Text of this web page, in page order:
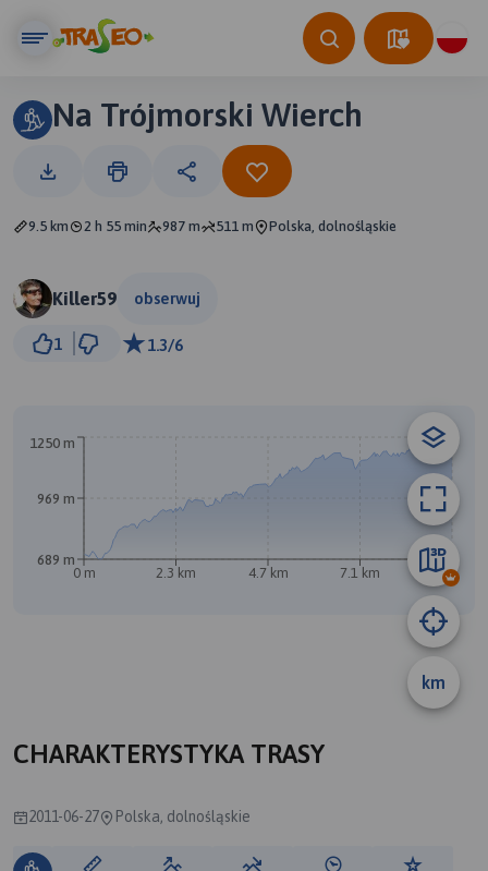
Na Trójmorski Wierch
9.5 km 2 h 55 min 987 m 511 m Polska, dolnośląskie
Killer59 obserwuj
1 1.3/6
km
0 m 2.3 km 4.7 km 7.1 km 9.5 km
689 m
969 m
1250 m
CHARAKTERYSTYKA TRASY
2011-06-27 Polska, dolnośląskie